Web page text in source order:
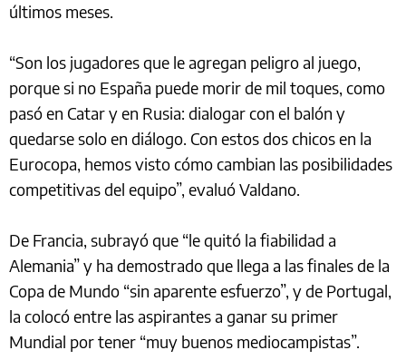
últimos meses.
“Son los jugadores que le agregan peligro al juego,
porque si no España puede morir de mil toques, como
pasó en Catar y en Rusia: dialogar con el balón y
quedarse solo en diálogo. Con estos dos chicos en la
Eurocopa, hemos visto cómo cambian las posibilidades
competitivas del equipo”, evaluó Valdano.
De Francia, subrayó que “le quitó la fiabilidad a
Alemania” y ha demostrado que llega a las finales de la
Copa de Mundo “sin aparente esfuerzo”, y de Portugal,
la colocó entre las aspirantes a ganar su primer
Mundial por tener “muy buenos mediocampistas”.